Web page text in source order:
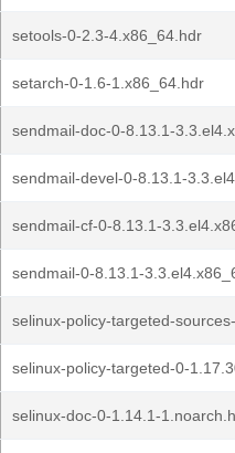
setools-0-2.3-4.x86_64.hdr
setarch-0-1.6-1.x86_64.hdr
sendmail-doc-0-8.13.1-
sendmail-devel-0-8.13.1-
sendmail-cf-0-8.13.1-
sendmail-0-8.13.1-
selinux-policy-targeted-
selinux-policy-targeted-0-
selinux-doc-0-1.14.1-